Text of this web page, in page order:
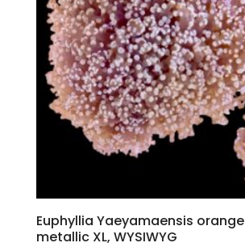
Euphyllia Yaeyamaensis orange
metallic XL, WYSIWYG